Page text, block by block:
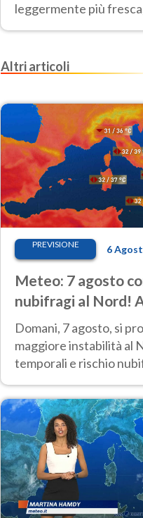
leggermente più
nuovo rinforzo
Altri articoli
PREVISIONE 6
Meteo: 7 agosto
nubifragi al Nord!
Sud caldo estremo
Domani, 7 agosto, si
maggiore instabilità al
temporali e rischio
previsioni.